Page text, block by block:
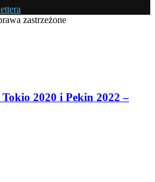
zastrzeżone
2020 i Pekin 2022 –